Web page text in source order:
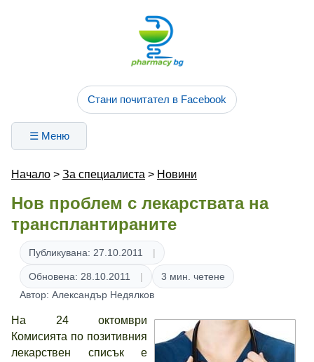
Стани почитател в Facebook
☰ Меню
Начало > За специалиста > Новини
Нов проблем с лекарствата на
трансплантираните
Публикувана: 27.10.2011
Обновена: 28.10.2011
3 мин. четене
Автор: Александър Недялков
На 24 октомври
Комисията по позитивния
лекарствен списък е